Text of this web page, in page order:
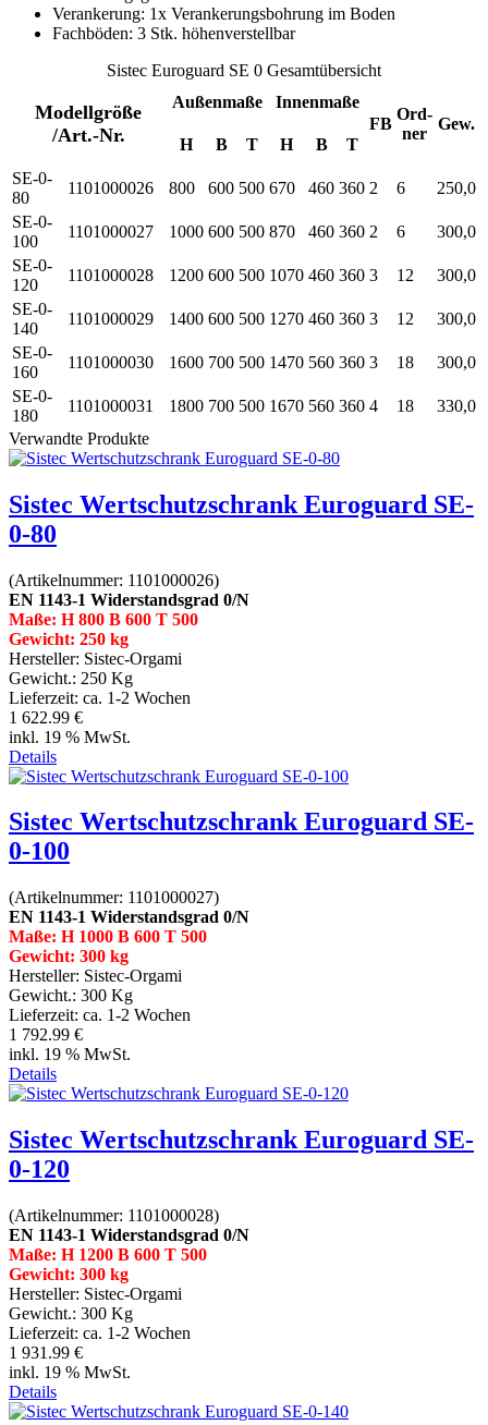
Verankerung: 1x Verankerungsbohrung im Boden
Fachböden: 3 Stk. höhenverstellbar
Sistec Euroguard SE 0 Gesamtübersicht
Modellgröße
/Art.-Nr.
Außenmaße
Innenmaße
FB
Ord-
ner
Gew.
H
B T H B
T
SE-0-
80
1101000026 800 600 500 670 460 360 2 6
250,0
SE-0-
100
1101000027 1000 600 500 870 460 360 2 6
300,0
SE-0-
120
1101000028 1200 600 500 1070 460 360 3 12
300,0
SE-0-
140
1101000029 1400 600 500 1270 460 360 3 12
300,0
SE-0-
160
1101000030 1600 700 500 1470 560 360 3 18
300,0
SE-0-
180
1101000031 1800 700 500 1670 560 360 4 18
330,0
Verwandte Produkte
Sistec Wertschutzschrank Euroguard SE-
0-80
(Artikelnummer: 1101000026)
EN 1143-1 Widerstandsgrad 0/N
Maße: H 800 B 600 T 500
Gewicht: 250 kg
Hersteller: Sistec-Orgami
Gewicht.: 250 Kg
Lieferzeit: ca. 1-2 Wochen
1 622.99 €
inkl. 19 % MwSt.
Details
Sistec Wertschutzschrank Euroguard SE-
0-100
(Artikelnummer: 1101000027)
EN 1143-1 Widerstandsgrad 0/N
Maße: H 1000 B 600 T 500
Gewicht: 300 kg
Hersteller: Sistec-Orgami
Gewicht.: 300 Kg
Lieferzeit: ca. 1-2 Wochen
1 792.99 €
inkl. 19 % MwSt.
Details
Sistec Wertschutzschrank Euroguard SE-
0-120
(Artikelnummer: 1101000028)
EN 1143-1 Widerstandsgrad 0/N
Maße: H 1200 B 600 T 500
Gewicht: 300 kg
Hersteller: Sistec-Orgami
Gewicht.: 300 Kg
Lieferzeit: ca. 1-2 Wochen
1 931.99 €
inkl. 19 % MwSt.
Details